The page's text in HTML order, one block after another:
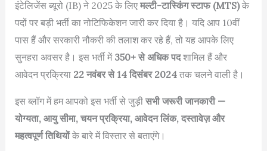
इंटेलिजेंस ब्यूरो (IB) ने 2025 के लिए मल्टी-टास्किंग स्टाफ (MTS)के
पदों पर बड़ी भर्ती का नोटिफिकेशन जारी कर दिया है। यदि आप 10वीं
पास हैं और सरकारी नौकरी की तलाश कर रहे हैं, तो यह आपके लिए
सुनहरा अवसर है। इस भर्ती में 350+ से अधिक पदशामिल हैं और
आवेदन प्रक्रिया 22 नवंबर से 14 दिसंबर 2024तक चलने वाली है।
इस ब्लॉग में हम आपको इस भर्ती से जुड़ी सभी जरूरी जानकारी —
योग्यता, आयु सीमा, चयन प्रक्रिया, आवेदन लिंक, दस्तावेज़ और
महत्वपूर्ण तिथियोंके बारे में विस्तार से बताएंगे।